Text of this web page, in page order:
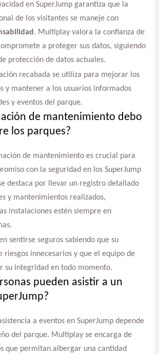
en SuperJump garantiza que la
de los visitantes se maneje con
. Multiplay valora la confianza de
a proteger sus datos, siguiendo
protección de datos actuales.
recabada se utiliza para mejorar los
y mantener a los usuarios informados
y eventos del parque.
de mantenimiento debo
los parques?
de mantenimiento es crucial para
con la seguridad en los SuperJump
destaca por llevar un registro detallado
y mantenimientos realizados,
instalaciones estén siempre en
sentirse seguros sabiendo que su
riesgos innecesarios y que el equipo de
su integridad en todo momento.
pueden asistir a un
a eventos en SuperJump depende
del parque. Multiplay se encarga de
que permitan albergar una cantidad